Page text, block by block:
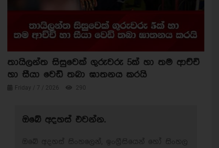
තායිලන්ත සිසුවෙක් ගුරුවරු 5ක් හා තම ආච්චි
හා සීයා වෙඩි තබා ඝාතනය කරයි
Friday / 7 / 2026 290
ඔබේ අදහස් එවන්න.